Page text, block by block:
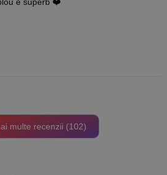
multe recenzii (102)